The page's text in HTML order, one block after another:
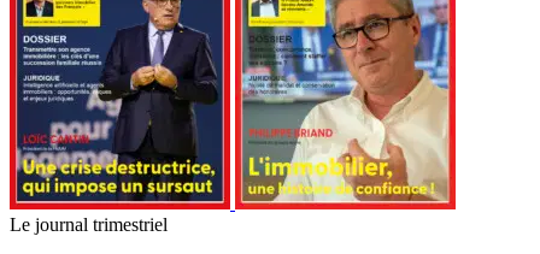
Le journal trimestriel